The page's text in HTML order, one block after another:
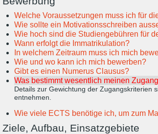
Welche Voraussetzungen muss ich für
Wie sollte ein Motivationsschreiben
Wie hoch sind die Studiengebühren für
Wann erfolgt die Immatrikulation?
In welchem Zeitraum muss ich mich
Wie und wo kann ich mich bewerben?
Gibt es einen Numerus Clausus?
Was bestimmt wesentlich meinen
Details zur Gewichtung der Zugangskriterien
entnehmen.
Wie viele ECTS benötige ich, um zum
Ziele, Aufbau, Einsatzgebiete